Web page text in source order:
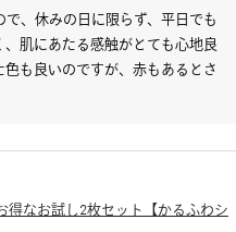
、休みの日に限らず、平日でも
肌にあたる感触がとても心地良
も良いのですが、赤もあるとさ
得なお試し2枚セット【かるふわシ